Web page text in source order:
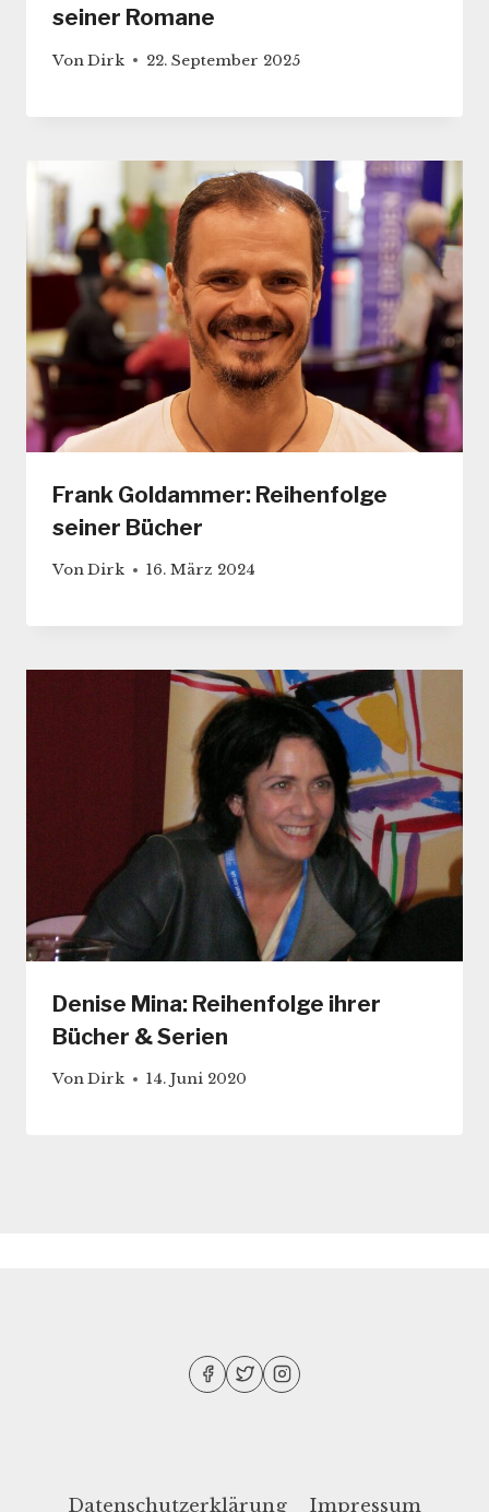
seiner Romane
VonDirk 22. September 2025
Frank Goldammer: Reihenfolge
seiner Bücher
VonDirk 16. März 2024
Denise Mina: Reihenfolge ihrer
Bücher & Serien
VonDirk 14. Juni 2020
Datenschutzerklärung Impressum